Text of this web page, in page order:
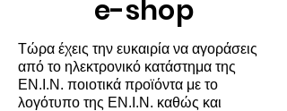
e-shop
Τώρα έχεις την ευκαιρία να αγοράσεις
από το ηλεκτρονικό κατάστημα της
ΕΝ.Ι.Ν. ποιοτικά προϊόντα με το
λογότυπο της ΕΝ.Ι.Ν. καθώς και